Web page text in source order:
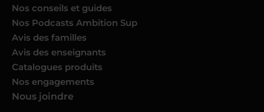
Nos conseils et guides
Nos Podcasts Ambition Sup
Avis des familles
Avis des enseignants
Catalogues produits
Nos engagements
Nous joindre